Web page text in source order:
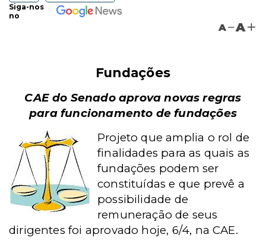
Siga-nos
no
A A
Fundações
CAE do Senado aprova novas regras
para funcionamento de fundações
Projeto que amplia o rol de
finalidades para as quais as
fundações podem ser
constituídas e que prevê a
possibilidade de
remuneração de seus
dirigentes foi aprovado hoje, 6/4, na CAE.